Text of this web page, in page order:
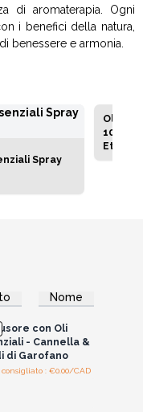
di aromaterapia. Ogni
i benefici della natura,
benessere e armonia.
Spray
Olio
100ml -
Nome
per vedere
all'ingrosso
con Oli
- Cannella &
di Garofano
: €0.00/CAD